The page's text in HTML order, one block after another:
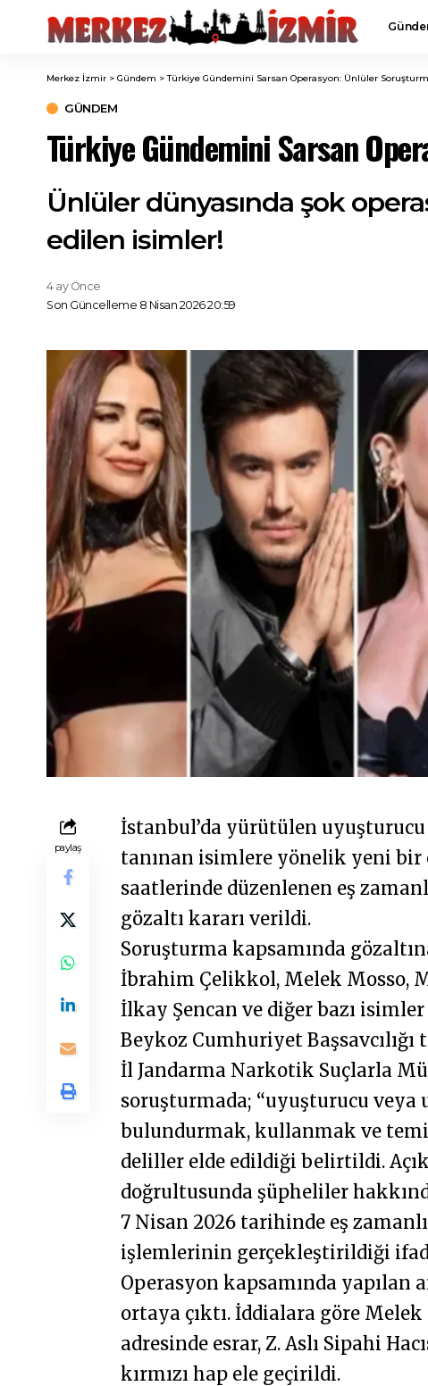
Merkez İzmir > Gündem >Türkiye Gündemini Sarsan Operasyon: Ünlüler
GÜNDEM
Türkiye Gündemini Sarsan
Ünlüler dünyasında şok
edilen isimler!
Son Güncelleme 8 Nisan 2026 20:59
4 ay Önce
paylaş
İstanbul’da yürütülen
tanınan isimlere yönelik yeni bir
saatlerinde düzenlenen eş
gözaltı kararı verildi.
Soruşturma kapsamında
İbrahim Çelikkol, Melek Mosso,
İlkay Şencan ve diğer bazı isimler
Beykoz Cumhuriyet
İl Jandarma Narkotik Suçlarla
soruşturmada; “uyuşturucu veya
bulundurmak, kullanmak ve
deliller elde edildiği belirtildi.
doğrultusunda şüpheliler
7 Nisan 2026 tarihinde eş
işlemlerinin gerçekleştirildiği
Operasyon kapsamında
ortaya çıktı. İddialara göre Melek
adresinde esrar, Z. Aslı Sipahi
kırmızı hap ele geçirildi.